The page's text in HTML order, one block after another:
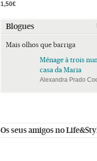
1,50€
Blogues
Mais olhos que barriga
Ménage à trois
casa da Maria
Alexandra Prado
Os seus amigos no